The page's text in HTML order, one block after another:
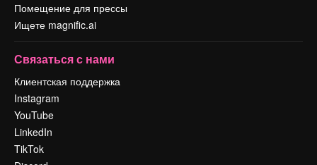
Помещение для прессы
Ищете magnific.ai
Связаться с нами
Клиентская поддержка
Instagram
YouTube
LinkedIn
TikTok